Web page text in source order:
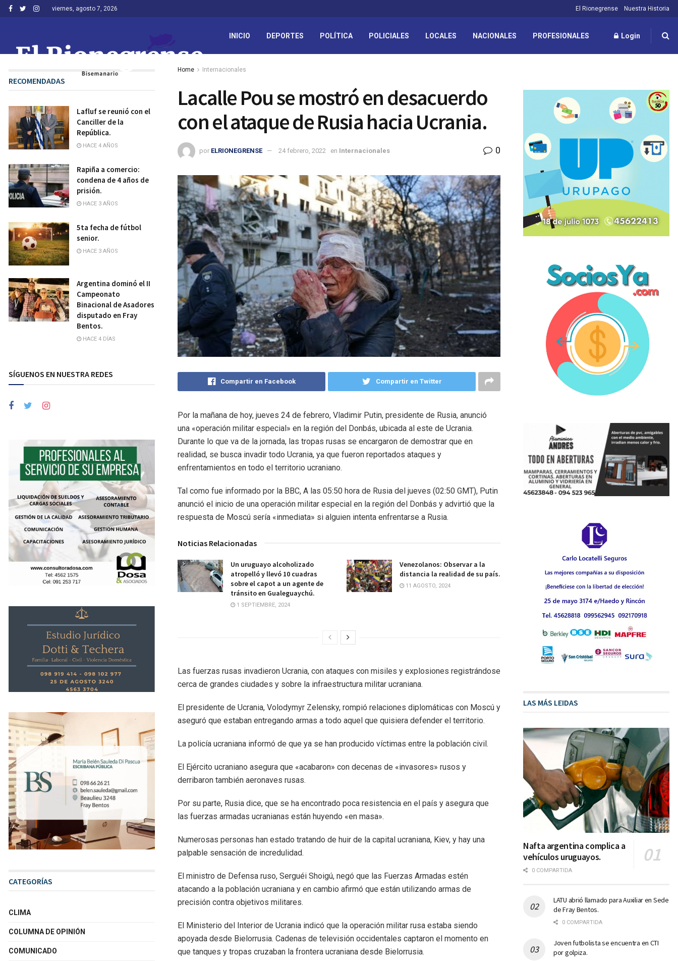
viernes, agosto 7, 2026 El Rionegrense Nuestra Historia
INICIO DEPORTES POLÍTICA POLICIALES LOCALES NACIONALES PROFESIONALES Login
Home Internacionales
Lacalle Pou se mostró en desacuerdo
con el ataque de Rusia hacia Ucrania.
por ELRIONEGRENSE 24 febrero, 2022 en Internacionales 0
Compartir en Facebook Compartir en Twitter
Por la mañana de hoy, jueves 24 de febrero, Vladimir Putin, presidente de Rusia, anunció
una «operación militar especial» en la región del Donbás, ubicada al este de Ucrania.
Durante lo que va de la jornada, las tropas rusas se encargaron de demostrar que en
realidad, se busca invadir todo Ucrania, ya que fueron reportados ataques y
enfrentamientos en todo el territorio ucraniano.
Tal como fue informado por la BBC, A las 05:50 hora de Rusia del jueves (02:50 GMT), Putin
anunció el inicio de una operación militar especial en la región del Donbás y advirtió que la
respuesta de Moscú sería «inmediata» si alguien intenta enfrentarse a Rusia.
Noticias Relacionadas
Un uruguayo alcoholizado
atropelló y llevó 10 cuadras
sobre el capot a un agente de
tránsito en Gualeguaychú.
1 SEPTIEMBRE, 2024
Venezolanos: Observar a la
distancia la realidad de su país.
11 AGOSTO, 2024
Las fuerzas rusas invadieron Ucrania, con ataques con misiles y explosiones registrándose
cerca de grandes ciudades y sobre la infraestructura militar ucraniana.
El presidente de Ucrania, Volodymyr Zelensky, rompió relaciones diplomáticas con Moscú y
aseguró que estaban entregando armas a todo aquel que quisiera defender el territorio.
La policía ucraniana informó de que ya se han producido víctimas entre la población civil.
El Ejército ucraniano asegura que «acabaron» con decenas de «invasores» rusos y
derribaron también aeronaves rusas.
Por su parte, Rusia dice, que se ha encontrado poca resistencia en el país y asegura que
las fuerzas armadas ucranianas están huyendo «en masa».
Numerosas personas han estado tratando de huir de la capital ucraniana, Kiev, y hay una
palpable sensación de incredulidad.
El ministro de Defensa ruso, Serguéi Shoigú, negó que las Fuerzas Armadas estén
atacando a la población ucraniana y en cambio afirmó que están utilizando armas de
precisión contra objetivos militares.
El Ministerio del Interior de Ucrania indicó que la operación militar rusa estaba siendo
apoyada desde Bielorrusia. Cadenas de televisión occidentales captaron el momento en
que tanques y tropas cruzaban la frontera ucraniana desde Bielorrusia.
RECOMENDADAS
Lafluf se reunió con el
Canciller de la
República.
HACE 4 AÑOS
Rapiña a comercio:
condena de 4 años de
prisión.
HACE 3 AÑOS
5ta fecha de fútbol
senior.
HACE 3 AÑOS
Argentina dominó el II
Campeonato
Binacional de Asadores
disputado en Fray
Bentos.
HACE 4 DÍAS
SÍGUENOS EN NUESTRA REDES
CATEGORÍAS
CLIMA
COLUMNA DE OPINIÓN
COMUNICADO
LAS MÁS LEIDAS
Nafta argentina complica a
vehículos uruguayos.
0 COMPARTIDA
LATU abrió llamado para Auxiliar en Sede
de Fray Bentos.
0 COMPARTIDA
Joven futbolista se encuentra en CTI
por golpiza.